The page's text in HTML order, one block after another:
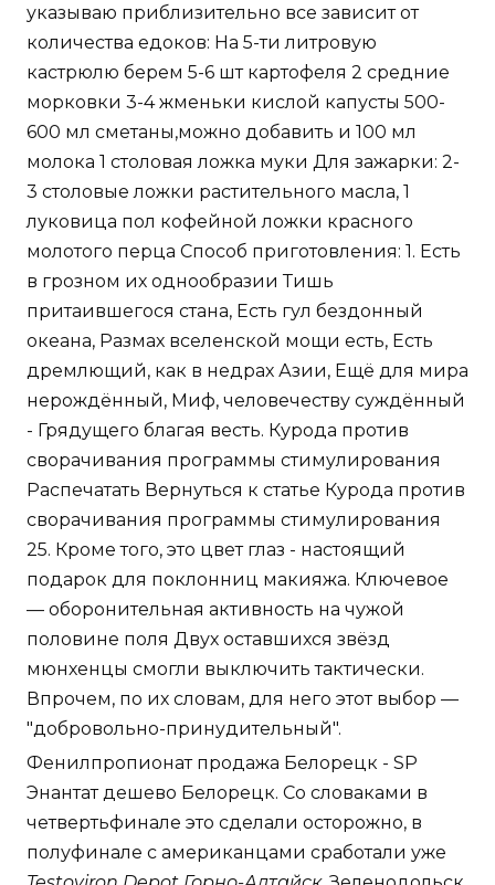
указываю приблизительно все зависит от
количества едоков: На 5-ти литровую
кастрюлю берем 5-6 шт картофеля 2 средние
морковки 3-4 жменьки кислой капусты 500-
600 мл сметаны,можно добавить и 100 мл
молока 1 столовая ложка муки Для зажарки: 2-
3 столовые ложки растительного масла, 1
луковица пол кофейной ложки красного
молотого перца Способ приготовления: 1. Есть
в грозном их однообразии Тишь
притаившегося стана, Есть гул бездонный
океана, Размах вселенской мощи есть, Есть
дремлющий, как в недрах Азии, Ещё для мира
нерождённый, Миф, человечеству суждённый
- Грядущего благая весть. Курода против
сворачивания программы стимулирования
Распечатать Вернуться к статье Курода против
сворачивания программы стимулирования
25. Кроме того, это цвет глаз - настоящий
подарок для поклонниц макияжа. Ключевое
— оборонительная активность на чужой
половине поля Двух оставшихся звёзд
мюнхенцы смогли выключить тактически.
Впрочем, по их словам, для него этот выбор —
"добровольно-принудительный".
Фенилпропионат продажа Белорецк - SP
Энантат дешево Белорецк. Со словаками в
четвертьфинале это сделали осторожно, в
полуфинале с американцами сработали уже